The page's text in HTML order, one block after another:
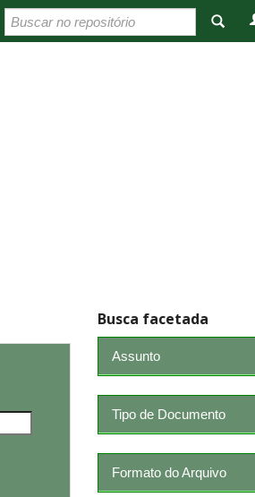
Busca facetada
Assunto
Tipo de Documento
Formato do Arquivo